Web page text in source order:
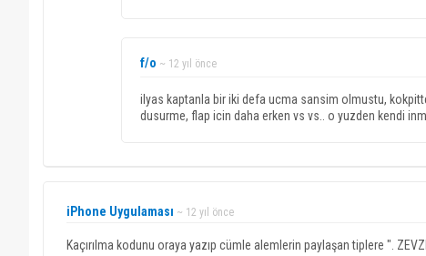
f/o ~ 12 yıl önce
ilyas kaptanla bir iki defa ucma sansim olmustu,
dusurme, flap icin daha erken vs vs.. o yuzden kendi
iPhone Uygulaması ~ 12 yıl önce
Kaçırılma kodunu oraya yazıp cümle alemlerin paylaşan tiplere ".